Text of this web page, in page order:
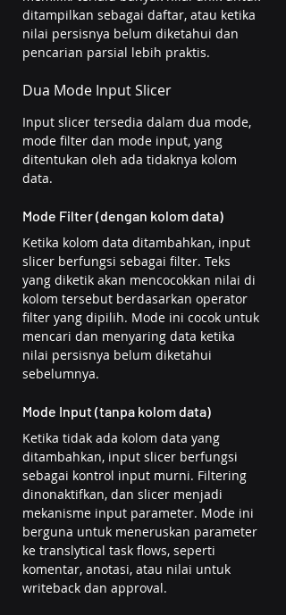
ditampilkan sebagai daftar, atau ketika
nilai persisnya belum diketahui dan
pencarian parsial lebih praktis.
Dua Mode Input Slicer
Input slicer tersedia dalam dua mode,
mode filter dan mode input, yang
ditentukan oleh ada tidaknya kolom
data.
Mode Filter (dengan kolom data)
Ketika kolom data ditambahkan, input
slicer berfungsi sebagai filter. Teks
yang diketik akan mencocokkan nilai di
kolom tersebut berdasarkan operator
filter yang dipilih. Mode ini cocok untuk
mencari dan menyaring data ketika
nilai persisnya belum diketahui
sebelumnya.
Mode Input (tanpa kolom data)
Ketika tidak ada kolom data yang
ditambahkan, input slicer berfungsi
sebagai kontrol input murni. Filtering
dinonaktifkan, dan slicer menjadi
mekanisme input parameter. Mode ini
berguna untuk meneruskan parameter
ke translytical task flows, seperti
komentar, anotasi, atau nilai untuk
writeback dan approval.